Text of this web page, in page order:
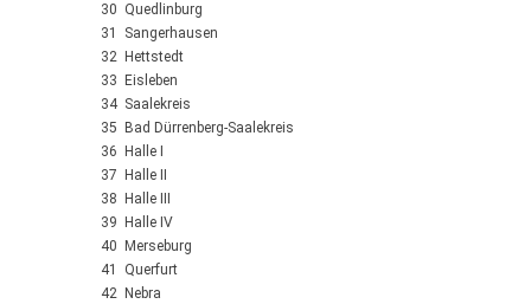
30 Quedlinburg
31 Sangerhausen
32 Hettstedt
33 Eisleben
34 Saalekreis
35 Bad Dürrenberg-Saalekreis
36 Halle I
37 Halle II
38 Halle III
39 Halle IV
40 Merseburg
41 Querfurt
42 Nebra